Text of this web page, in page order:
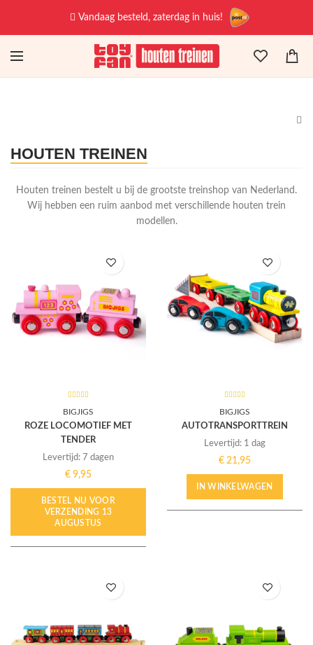
Vandaag besteld, zaterdag in huis!
HOUTEN TREINEN
Houten treinen bestelt u bij de grootste treinshop van Nederland.
Wij hebben een ruim aanbod met verschillende houten trein
modellen.
BIGJIGS
ROZE LOCOMOTIEF MET
TENDER
Levertijd: 7 dagen
€ 9,95
BESTEL NU VOOR
VERZENDING 13
AUGUSTUS
BIGJIGS
AUTOTRANSPORTTREIN
Levertijd: 1 dag
€ 21,95
IN WINKELWAGEN